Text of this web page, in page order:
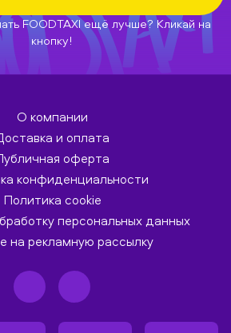
FOODTAXI ещё лучше? Кликай на
кнопку!
О компании
и оплата
оферта
конфиденциальности
Политика cookie
персональных данных
на рекламную рассылку